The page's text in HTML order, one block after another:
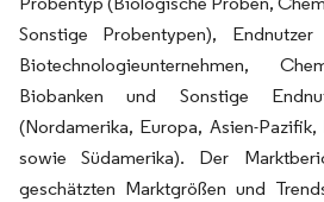
Sonstige Probentypen), Endnutzer
Biotechnologieunternehmen,
Biobanken und Sonstige
(Nordamerika, Europa, Asien-
sowie Südamerika). Der
geschätzten Marktgrößen und